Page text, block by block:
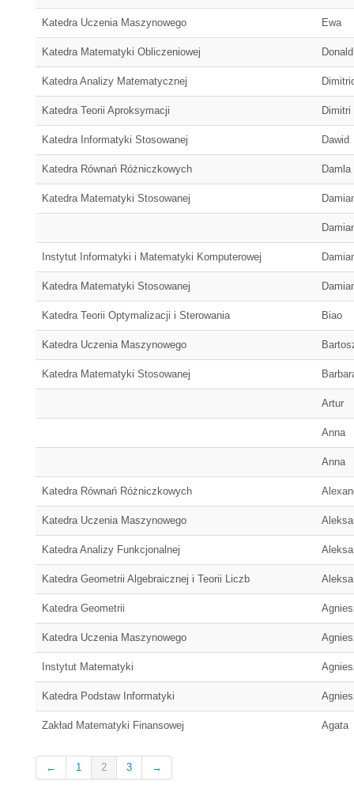
Katedra Uczenia Maszynowego Ewa
Katedra Matematyki Obliczeniowej Donald
Katedra Analizy Matematycznej
Katedra Teorii Aproksymacji Dimitri
Katedra Informatyki Stosowanej Dawid
Katedra Równań Różniczkowych Damla
Katedra Matematyki Stosowanej
Instytut Informatyki i Matematyki Komputerowej
Katedra Matematyki Stosowanej
Katedra Teorii Optymalizacji i Sterowania Biao
Katedra Uczenia Maszynowego
Katedra Matematyki Stosowanej
Artur
Anna
Anna
Katedra Równań Różniczkowych
Katedra Uczenia Maszynowego
Katedra Analizy Funkcjonalnej
Katedra Geometrii Algebraicznej i Teorii Liczb
Katedra Geometrii
Katedra Uczenia Maszynowego
Instytut Matematyki
Katedra Podstaw Informatyki
Zakład Matematyki Finansowej Agata
← 1 2 3 →